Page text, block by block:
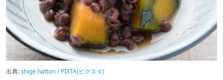
出典:shige hattori / PIXTA(ピクスタ)